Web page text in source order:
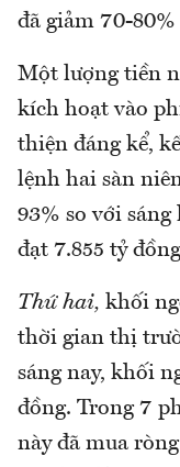
đã giảm 70-
Một lượng tiền
kích hoạt vào
thiện đáng kể,
lệnh hai sàn
93% so với
đạt 7.855 tỷ
Thứ hai, khối
thời gian thị
sáng nay, khối
đồng. Trong 7
này đã mua